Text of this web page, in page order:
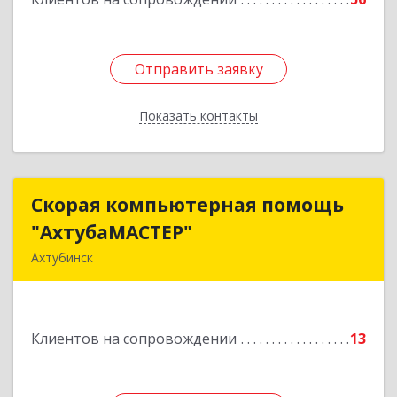
Отправить заявку
Показать контакты
Отправить заявку
Назад
Скорая компьютерная помощь
"АхтубаМАСТЕР"
Ахтубинск
Клиентов на сопровождении 13
Скорая компьютерная помощь
Подробнее